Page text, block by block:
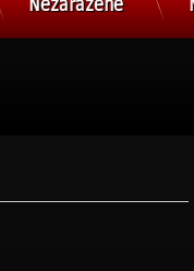
Nezařazené